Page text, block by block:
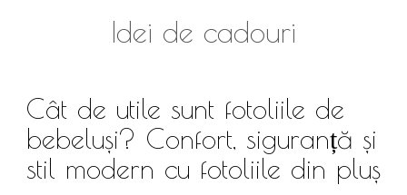
Idei de cadouri
Cât de utile sunt fotoliile de
bebeluși? Confort, siguranță și
stil modern cu fotoliile din pluș